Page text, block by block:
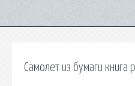
Самолет из бумаги книга